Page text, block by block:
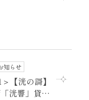
知らせ
【洸の謌】
洸響」貸切